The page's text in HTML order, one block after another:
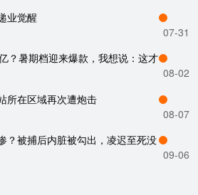
业觉醒
07-31
？暑期档迎来爆款，我想说：这才
08-02
所在区域再次遭炮击
08-07
？被捕后内脏被勾出，凌迟至死没
09-06